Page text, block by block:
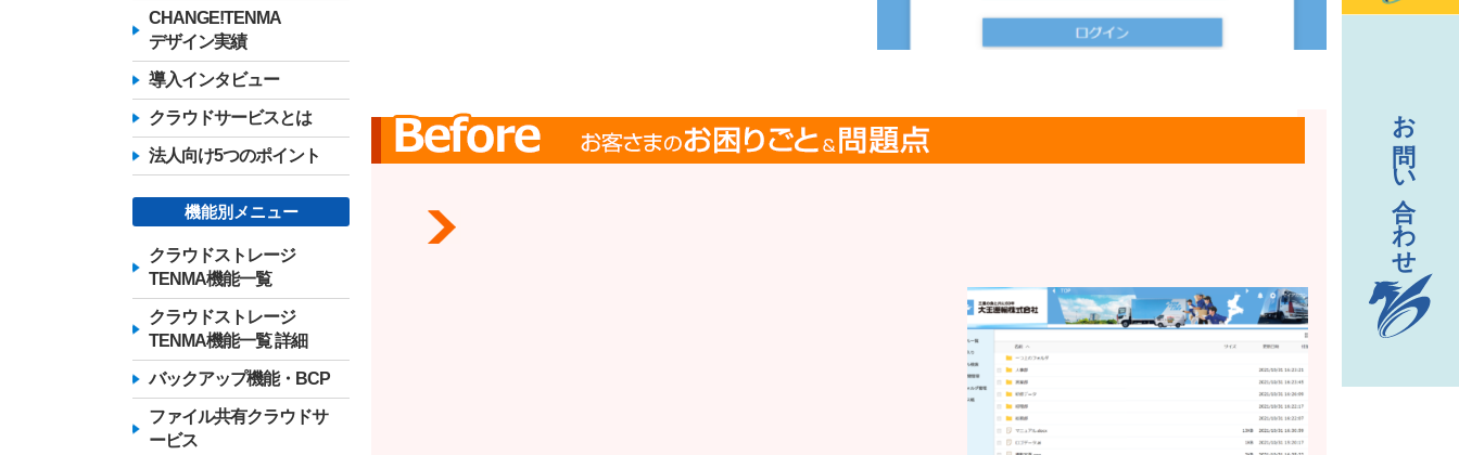
CHANGE!TENMA
デザイン実績
導入インタビュー
クラウドサービスとは
法人向け5つのポイント
機能別メニュー
クラウドストレージ
TENMA機能一覧
クラウドストレージ
TENMA機能一覧 詳細
バックアップ機能・BCP
ファイル共有クラウドサ
ービス